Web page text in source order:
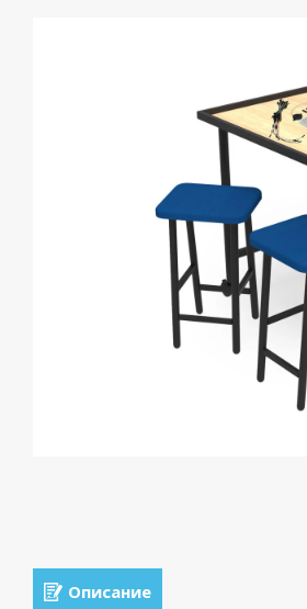
Описание